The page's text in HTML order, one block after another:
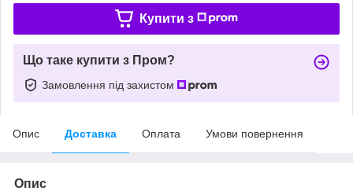
Купити з
Що таке купити з Пром?
Замовлення під захистом
Опис Доставка Оплата Умови повернення
Опис